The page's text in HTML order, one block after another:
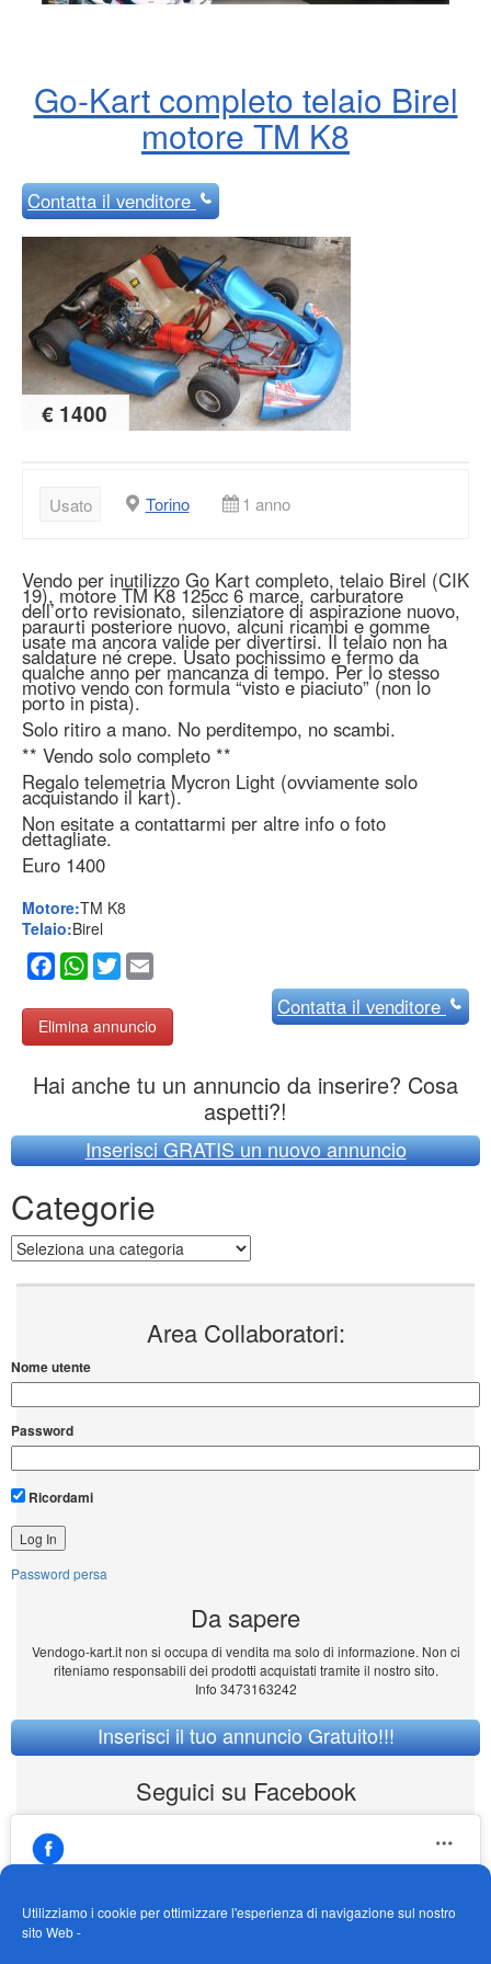
Utilizziamo i cookie per ottimizzare l'esperienza di navigazione sul nostro
sito Web -
Go-Kart completo telaio Birel
motore TM K8
Contattail venditore
€ 1400
Usato Torino 1 anno
Vendo per inutilizzo Go Kart completo, telaio Birel (CIK
19), motore TM K8 125cc 6 marce, carburatore
dell’orto revisionato, silenziatore di aspirazione nuovo,
paraurti posteriore nuovo, alcuni ricambi e gomme
usate ma ancora valide per divertirsi. Il telaio non ha
saldature né crepe. Usato pochissimo e fermo da
qualche anno per mancanza di tempo. Per lo stesso
motivo vendo con formula “visto e piaciuto” (non lo
porto in pista).
Solo ritiro a mano. No perditempo, no scambi.
** Vendo solo completo **
Regalo telemetria Mycron Light (ovviamente solo
acquistando il kart).
Non esitate a contattarmi per altre info o foto
dettagliate.
Euro 1400
Motore:TM K8
Telaio:Birel
Facebook
WhatsApp
Twitter
Elimina annuncio
Contattail venditore
Hai anche tu un annuncio da inserire? Cosa
aspetti?!
Inserisci GRATIS un nuovo annuncio
Categorie
Categorie
Area Collaboratori:
Nome utente
Password
Ricordami
Password persa
Da sapere
Vendogo-kart.it non si occupa di vendita ma solo di informazione. Non ci
riteniamo responsabili dei prodotti acquistati tramite il nostro sito.
Info 3473163242
Inserisci il tuo annuncio Gratuito!!!
Seguici su Facebook